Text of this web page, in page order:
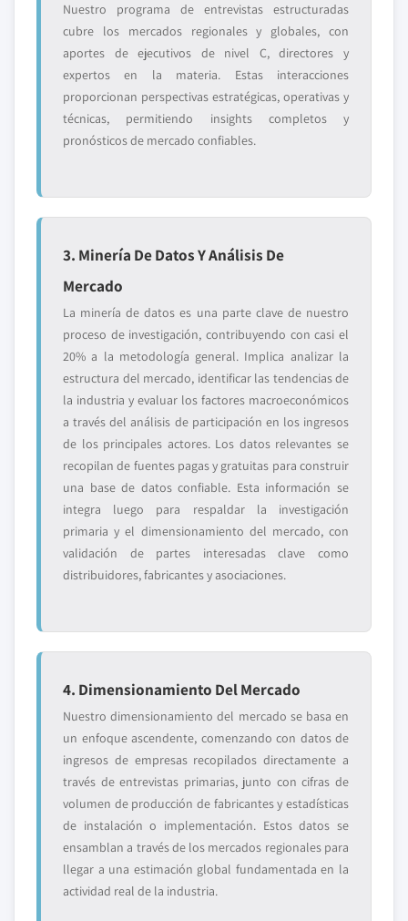
Nuestro programa de entrevistas estructuradas
cubre los mercados regionales y globales, con
aportes de ejecutivos de nivel C, directores y
expertos en la materia. Estas interacciones
proporcionan perspectivas estratégicas, operativas y
técnicas, permitiendo insights completos y
pronósticos de mercado confiables.
3. Minería De Datos Y Análisis De
Mercado
La minería de datos es una parte clave de nuestro
proceso de investigación, contribuyendo con casi el
20% a la metodología general. Implica analizar la
estructura del mercado, identificar las tendencias de
la industria y evaluar los factores macroeconómicos
a través del análisis de participación en los ingresos
de los principales actores. Los datos relevantes se
recopilan de fuentes pagas y gratuitas para construir
una base de datos confiable. Esta información se
integra luego para respaldar la investigación
primaria y el dimensionamiento del mercado, con
validación de partes interesadas clave como
distribuidores, fabricantes y asociaciones.
4. Dimensionamiento Del Mercado
Nuestro dimensionamiento del mercado se basa en
un enfoque ascendente, comenzando con datos de
ingresos de empresas recopilados directamente a
través de entrevistas primarias, junto con cifras de
volumen de producción de fabricantes y estadísticas
de instalación o implementación. Estos datos se
ensamblan a través de los mercados regionales para
llegar a una estimación global fundamentada en la
actividad real de la industria.